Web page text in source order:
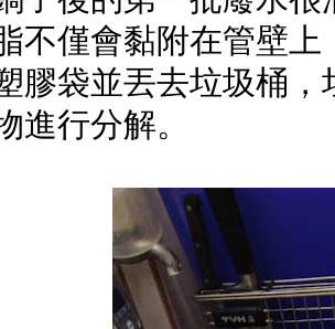
不僅會黏附在管壁
膠袋並丟去垃圾桶
進行分解。